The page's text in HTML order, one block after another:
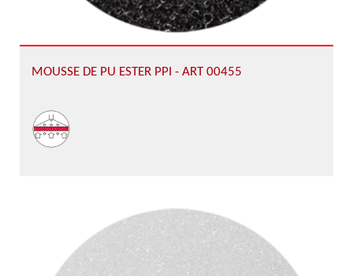
MOUSSE DE PU ESTER PPI - ART 00455